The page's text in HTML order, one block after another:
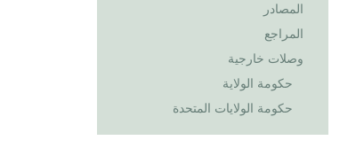
المصادر
المراجع
وصلات خارجية
حكومة الولاية
حكومة الولايات المتحدة